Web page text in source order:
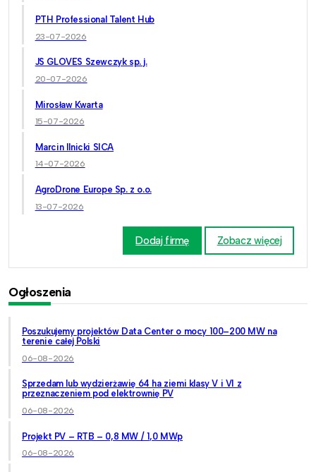
PTH Professional Talent Hub
23-07-2026
JS GLOVES Szewczyk sp. j.
20-07-2026
Mirosław Kwarta
15-07-2026
Marcin Ilnicki SICA
14-07-2026
AgroDrone Europe Sp. z o.o.
13-07-2026
Dodaj firmę Zobacz więcej
Ogłoszenia
Poszukujemy projektów Data Center o mocy 100–200 MW na
terenie całej Polski
06-08-2026
Sprzedam lub wydzierżawię 64 ha ziemi klasy V i VI z
przeznaczeniem pod elektrownię PV
06-08-2026
Projekt PV – RTB – 0,8 MW / 1,0 MWp
06-08-2026